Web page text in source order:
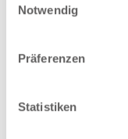
haben.
Notwendig
Präferenzen
Statistiken
Bilder: